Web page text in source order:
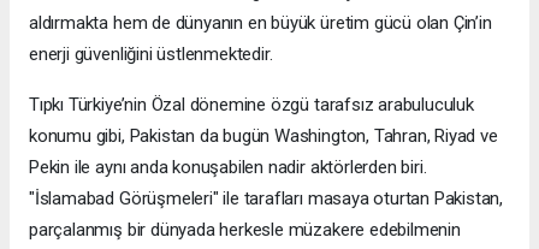
aldırmakta hem de dünyanın en büyük üretim gücü olan Çin’in
enerji güvenliğini üstlenmektedir.
Tıpkı Türkiye’nin Özal dönemine özgü tarafsız arabuluculuk
konumu gibi, Pakistan da bugün Washington, Tahran, Riyad ve
Pekin ile aynı anda konuşabilen nadir aktörlerden biri.
"İslamabad Görüşmeleri" ile tarafları masaya oturtan Pakistan,
parçalanmış bir dünyada herkesle müzakere edebilmenin